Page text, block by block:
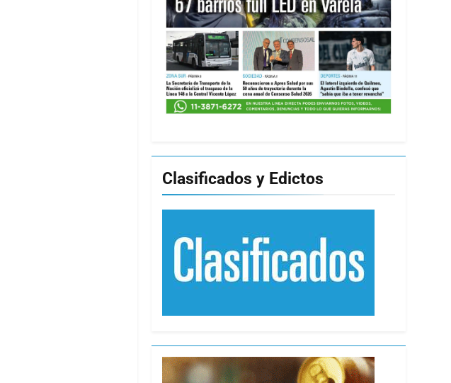
Clasificados y Edictos